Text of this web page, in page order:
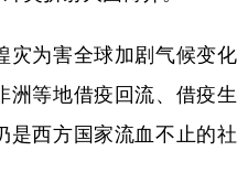
为害全球加剧气候变化
等地借疫回流、借疫生
是西方国家流血不止的社